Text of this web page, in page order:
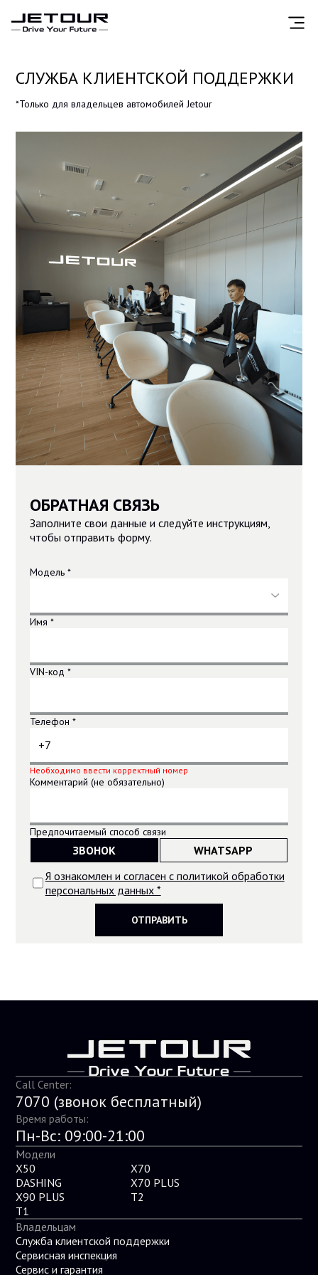
СЛУЖБА КЛИЕНТСКОЙ
ПОДДЕРЖКИ
ОБРАТНАЯ СВЯЗЬ
Заполните свои данные и следуйте инструкциям,
Телефон *
Предпочитаемый способ связи
ЗВОНОК
WHATSAPP
Я ознакомлен и согласен с политикой обработки
Call Center:
7070(звонок бесплатный)
Время работы:
Пн-Вс: 09:00-21:00
Модели
X50
X70
DASHING
X70 PLUS
X90 PLUS
T2
T1
Владельцам
Служба клиентской поддержки